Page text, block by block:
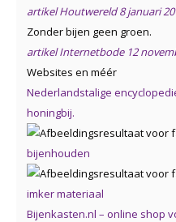
artikel Houtwereld 8 januari
Zonder bijen geen groen.
artikel Internetbode 12
Websites en méér
Nederlandstalige
honingbij.
bijenhouden
imker materiaal
Bijenkasten.nl – online shop